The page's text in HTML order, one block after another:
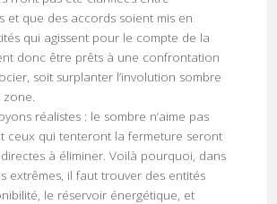
et que des accords soient mis en
qui agissent pour le compte de la
donc être prêts à une confrontation
soit surplanter l’involution sombre
zone.
réalistes : le sombre n’aime pas
ceux qui tenteront la fermeture seront
à éliminer. Voilà pourquoi, dans
extrêmes, il faut trouver des entités
le réservoir énergétique, et